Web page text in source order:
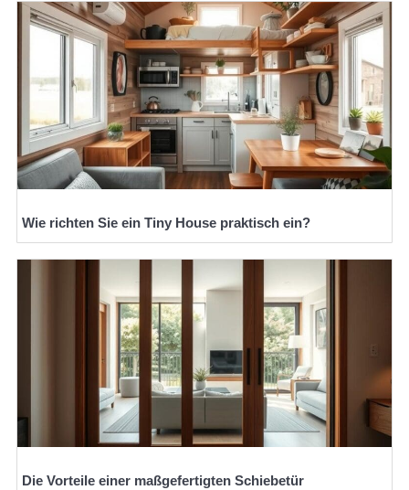
Wie richten Sie ein Tiny House praktisch ein?
Die Vorteile einer maßgefertigten Schiebetür